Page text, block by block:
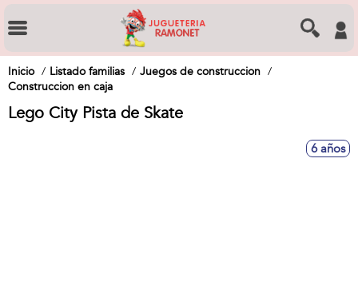
Inicio Listado familias
Juegos de construccion
Construccion en caja
Lego City Pista de Skate
6 años